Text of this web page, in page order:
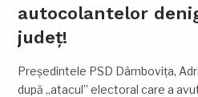
autocolantelor
județ!
Președintele PSD Dâmbovița,
după „atacul” electoral care a